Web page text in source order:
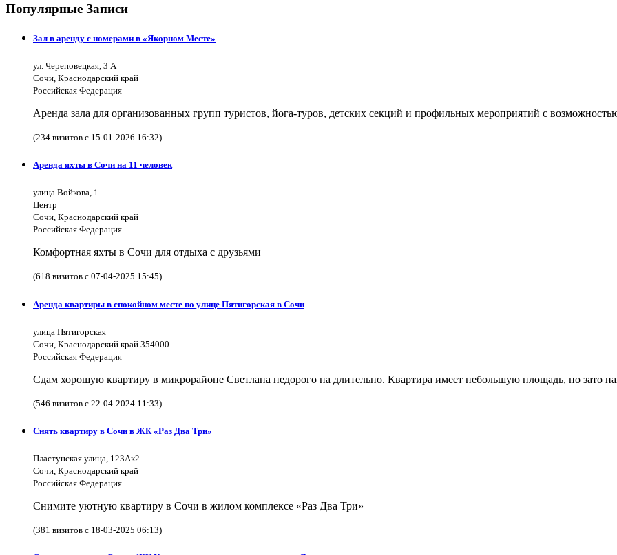
Популярные Записи
Зал в аренду с номерами в «Якорном Месте»
ул. Череповецкая, 3 А
Сочи, Краснодарский край
Российская Федерация
Аренда зала для организованных групп туристов, йога-туров, детских секций и профильных мероприятий с
(234 визитов с 15-01-2026 16:32)
Аренда яхты в Сочи на 11 человек
улица Войкова, 1
Центр
Сочи, Краснодарский край
Российская Федерация
Комфортная яхты в Сочи для отдыха с друзьями
(618 визитов с 07-04-2025 15:45)
Аренда квартиры в спокойном месте по улице Пятигорская в Сочи
улица Пятигорская
Сочи, Краснодарский край 354000
Российская Федерация
Сдам хорошую квартиру в микрорайоне Светлана недорого на длительно. Квартира имеет небольшую площадь, но зато
(546 визитов с 22-04-2024 11:33)
Снять квартиру в Сочи в ЖК «Раз Два Три»
Пластунская улица, 123Ак2
Сочи, Краснодарский край
Российская Федерация
Снимите уютную квартиру в Сочи в жилом комплексе «Раз Два Три»
(381 визитов с 18-03-2025 06:13)